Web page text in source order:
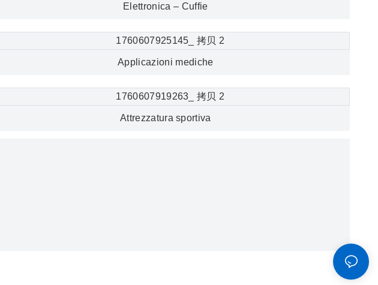
Elettronica – Cuffie
Applicazioni mediche
Attrezzatura sportiva